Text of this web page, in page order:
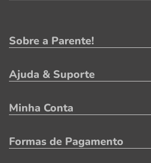
Sobre a Parente!
Ajuda & Suporte
Minha Conta
Formas de Pagamento